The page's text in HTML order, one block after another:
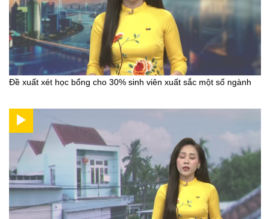
Đề xuất xét học bổng cho 30% sinh viên xuất sắc một số ngành